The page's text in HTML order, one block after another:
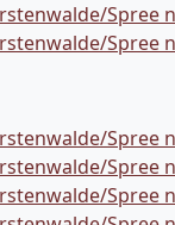
Spree
Spree
Spree
Spree
Spree